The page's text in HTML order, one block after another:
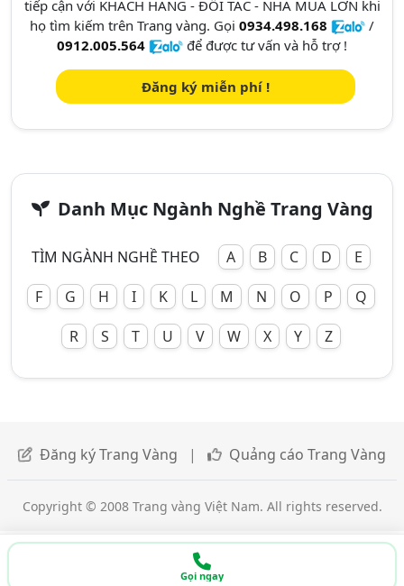
Gọi ngay
tiếp cận với KHÁCH HÀNG - ĐỐI TÁC - NHÀ MUA LỚN khi
họ tìm kiếm trên Trang vàng. Gọi 0934.498.168
/
0912.005.564
để được tư vấn và hỗ trợ !
Đăng ký miễn phí !
Danh Mục Ngành Nghề Trang Vàng
TÌM NGÀNH NGHỀ THEO A B C D
E
F
G H I K L M N O P
Q
R
S T U V W X Y Z
Đăng ký Trang Vàng | Quảng cáo Trang Vàng
Copyright © 2008 Trang vàng Việt Nam. All rights reserved.